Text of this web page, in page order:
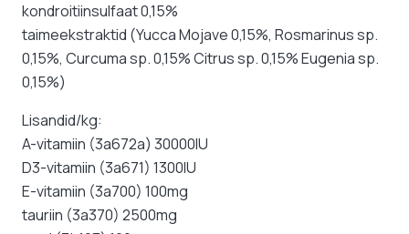
kondroitiinsulfaat 0,15%
taimeekstraktid (Yucca Mojave 0,15%, Rosmarinus sp.
0,15%, Curcuma sp. 0,15% Citrus sp. 0,15% Eugenia sp.
0,15%)
Lisandid/kg:
A-vitamiin (3a672a) 30000IU
D3-vitamiin (3a671) 1300IU
E-vitamiin (3a700) 100mg
tauriin (3a370) 2500mg